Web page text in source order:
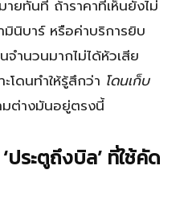
ายทันที ถ้าราคาที่เห็นยังไม่
มินิบาร์ หรือค่าบริการยิบ
ำนวนมากไม่ได้หัวเสีย
โดนทำให้รู้สึกว่า โดนเก็บ
ต่างมันอยู่ตรงนี้
ระตูถึงบิล’ ที่ใช้คัด